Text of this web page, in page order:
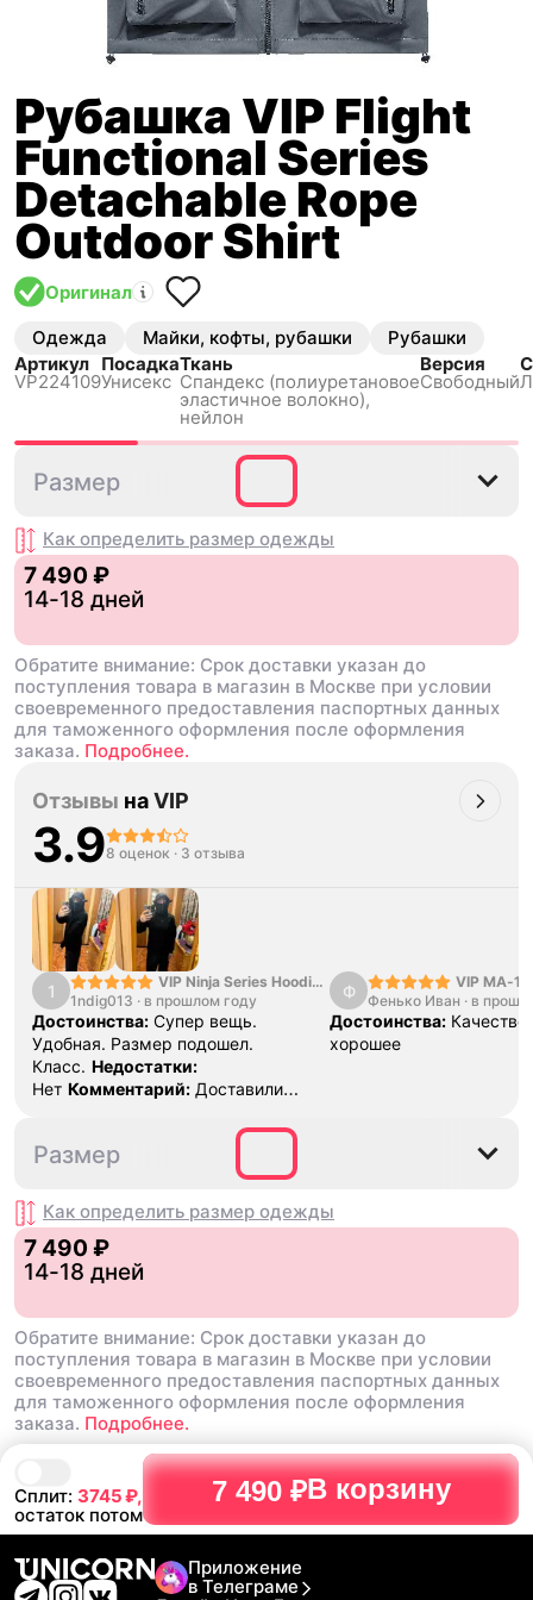
Рубашка VIP Flight
Functional Series
Detachable Rope
Outdoor Shirt
Оригинал
Одежда Майки, кофты, рубашки
Рубашки
Артикул
VP224109
Посадка
Унисекс
Ткань
Спандекс (полиуретановое
эластичное волокно),
нейлон
Версия
Свободный
3XL
Размер
Как определить размер одежды
7 490 ₽
14-18 дней
Обратите внимание: Срок доставки указан до
поступления товара в магазин в Москве при условии
своевременного предоставления паспортных данных
для таможенного оформления после оформления
заказа. Подробнее.
Сплит: 3745₽,
остаток потом
7 490 ₽В корзину
Отзывы наVIP
3.98 оценок · 3 отзыва
1
VIP Ninja Series Hoodie
Black
1ndig013 · в прошлом году
Достоинства: Супер вещь.
Удобная. Размер подошел.
Класс. Недостатки:
Нет Комментарий: Доставили
Ф
VIP MA-1
Jacket
Фенько Иван · в
Достоинства: Качество
хорошее
3XL
Размер
Как определить размер одежды
7 490 ₽
14-18 дней
Обратите внимание: Срок доставки указан до
поступления товара в магазин в Москве при условии
своевременного предоставления паспортных данных
для таможенного оформления после оформления
заказа. Подробнее.
Приложение
в Телеграме